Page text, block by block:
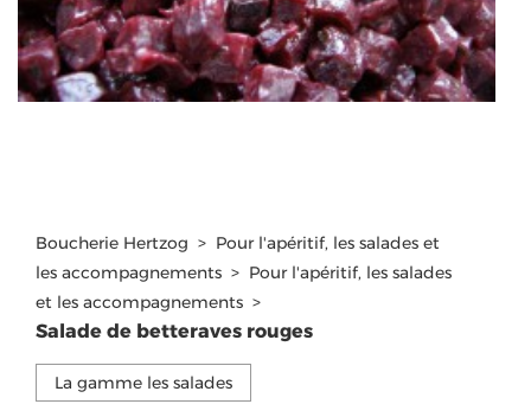
Boucherie Hertzog > Pour l'apéritif, les salades et
les accompagnements > Pour l'apéritif, les salades
et les accompagnements >
Salade de betteraves rouges
La gamme les salades